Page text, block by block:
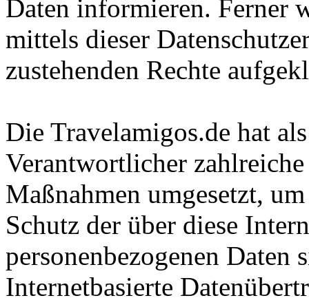
Daten informieren. Ferner
mittels dieser
zustehenden Rechte
Die Travelamigos.de hat
Verantwortlicher
Maßnahmen umgesetzt,
Schutz der über diese
personenbezogenen Daten
Internetbasierte